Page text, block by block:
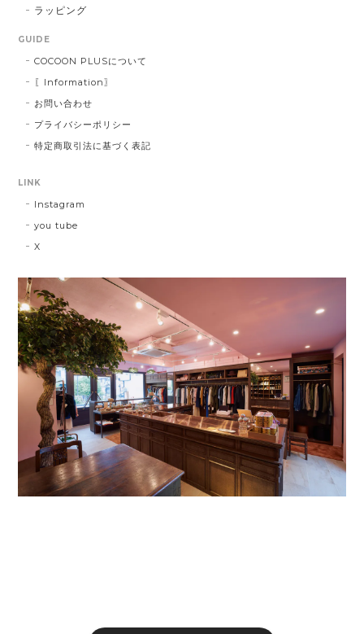
ラッピング
GUIDE
COCOON PLUSについて
〖Information〗
お問い合わせ
プライバシーポリシー
特定商取引法に基づく表記
LINK
Instagram
you tube
X